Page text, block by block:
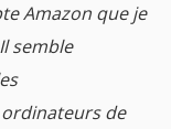
Amazon que je
semble
de